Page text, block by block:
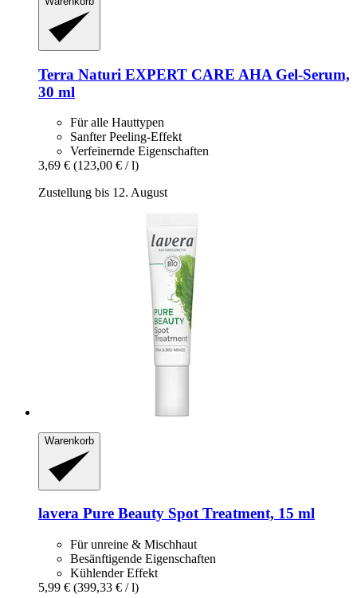
Terra Naturi EXPERT CARE AHA Gel-​Serum,
30 ml
Für alle Hauttypen
Sanfter Peeling-Effekt
Verfeinernde Eigenschaften
3,69 € (123,00 € / l)
Zustellung bis 12. August
Warenkorb
lavera Pure Beauty Spot Treatment, 15 ml
Für unreine & Mischhaut
Besänftigende Eigenschaften
Kühlender Effekt
5,99 € (399,33 € / l)